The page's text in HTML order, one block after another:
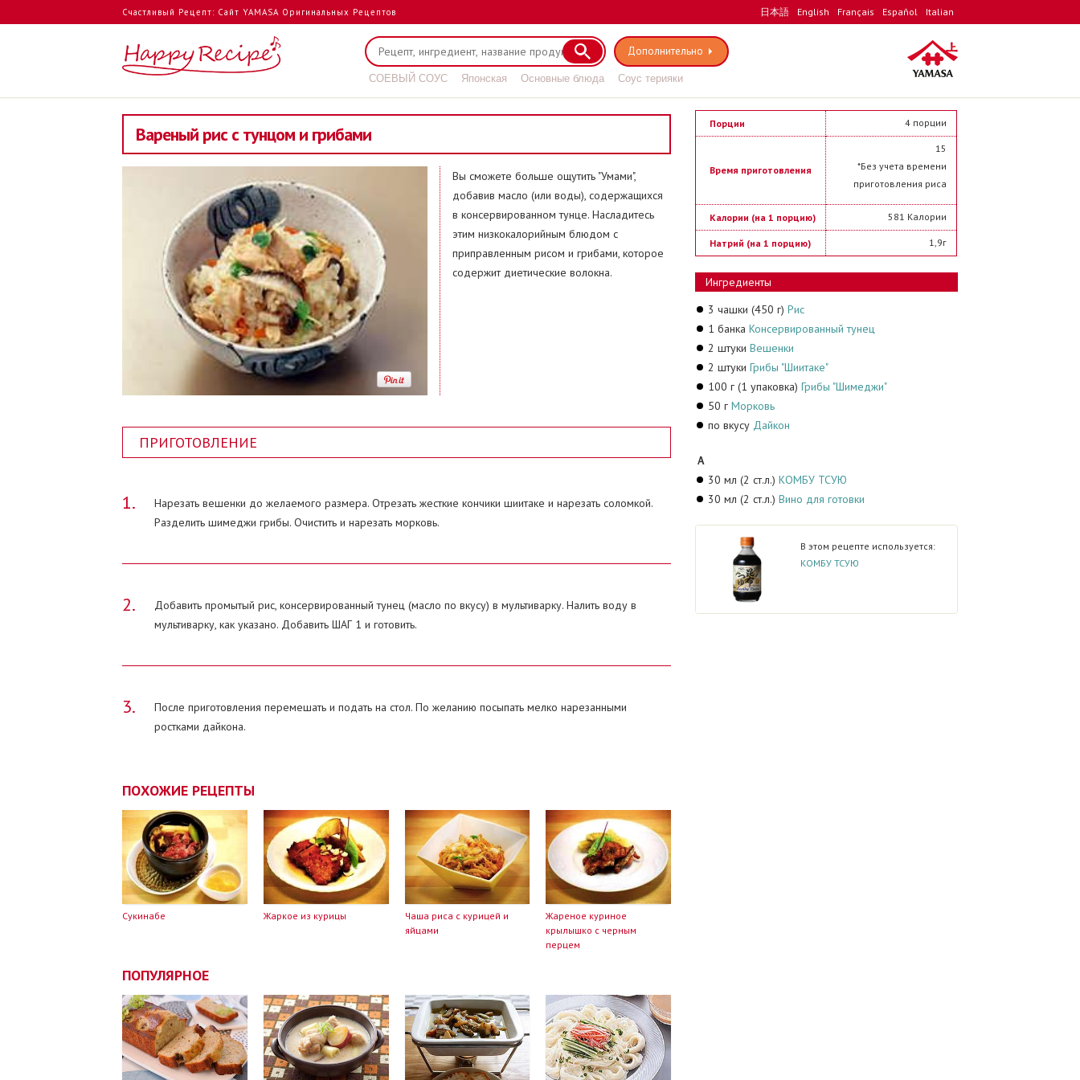
Счастливый Рецепт: Сайт YAMASA Оригинальных Рецептов 日本語 English Français Español Italian
Дополнительно
СОЕВЫЙ СОУС Японская Основные блюда Соус терияки
Вареный рис с тунцом и грибами
Вы сможете больше ощутить "Умами",
добавив масло (или воды), содержащихся
в консервированном тунце. Насладитесь
этим низкокалорийным блюдом с
приправленным рисом и грибами, которое
содержит диетические волокна.
ПРИГОТОВЛЕНИЕ
Нарезать вешенки до желаемого размера. Отрезать жесткие кончики шиитаке и нарезать соломкой.
Разделить шимеджи грибы. Очистить и нарезать морковь.
Добавить промытый рис, консервированный тунец (масло по вкусу) в мультиварку. Налить воду в
мультиварку, как указано. Добавить ШАГ 1 и готовить.
После приготовления перемешать и подать на стол. По желанию посыпать мелко нарезанными
ростками дайкона.
ПОХОЖИЕ РЕЦЕПТЫ
Сукинабе Жаркое из курицы
Чаша риса с курицей и
яйцами
Жареное куриное
крылышко с черным
перцем
ПОПУЛЯРНОЕ
Порции 4 порции
Время приготовления
15
*Без учета времени
приготовления риса
Калории (на 1 порцию) 581 Калории
Натрий (на 1 порцию) 1,9г
Ингредиенты
3 чашки (450 г)Рис
1 банкаКонсервированный тунец
2 штукиВешенки
2 штукиГрибы "Шиитаке"
100 г (1 упаковка)Грибы "Шимеджи"
50 гМорковь
по вкусу Дайкон
Ａ
30 мл (2 ст.л.)КОМБУ ТСУЮ
30 мл (2 ст.л.)Вино для готовки
В этом рецепте используется:
КОМБУ ТСУЮ